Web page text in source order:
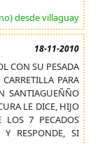
desde villaguay
18-11-2010
CON SU PESADA
PARA
SANTIAGUEÑÑO
LE DICE, HIJO
LOS 7 PECADOS
Y RESPONDE, SI